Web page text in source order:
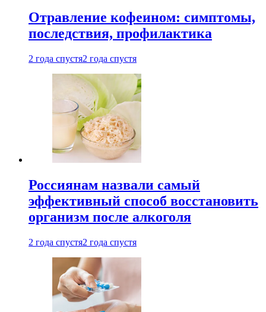
Отравление кофеином: симптомы,
последствия, профилактика
2 года спустя2 года спустя
Россиянам назвали самый
эффективный способ восстановить
организм после алкоголя
2 года спустя2 года спустя